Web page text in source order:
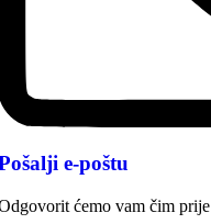
e-poštu
ćemo vam čim prije